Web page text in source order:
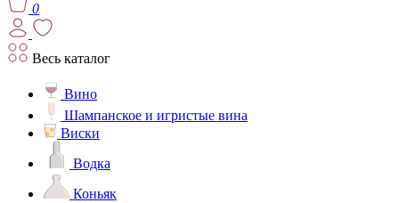
0
Весь каталог
Вино
Шампанское и игристые вина
Виски
Водка
Коньяк